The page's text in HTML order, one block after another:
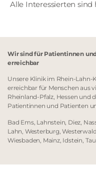
Alle Interessierten sind
Wir sind für Patientinnen
erreichbar
Unsere Klinik im Rhein-
erreichbar für Menschen aus
Rheinland-Pfalz, Hessen und
Patientinnen und Patienten
Bad Ems, Lahnstein, Diez,
Lahn, Westerburg,
Wiesbaden, Mainz, Idstein,